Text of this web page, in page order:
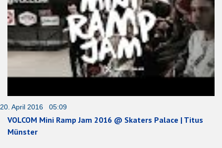
20. April 2016 05:09
VOLCOM Mini Ramp Jam 2016 @ Skaters Palace | Titus
Münster